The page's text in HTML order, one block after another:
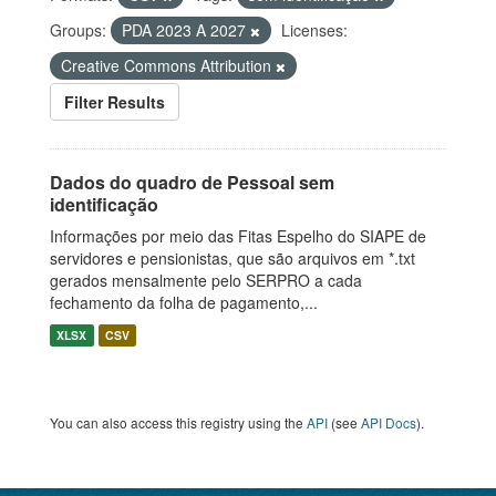
Groups:
PDA 2023 A 2027
Licenses:
Creative Commons Attribution
Filter Results
Dados do quadro de Pessoal sem
identificação
Informações por meio das Fitas Espelho do SIAPE de
servidores e pensionistas, que são arquivos em *.txt
gerados mensalmente pelo SERPRO a cada
fechamento da folha de pagamento,...
XLSX CSV
You can also access this registry using the API (see API Docs).